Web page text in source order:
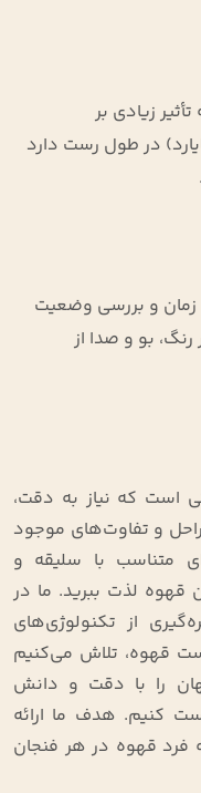
زیادی بر
در طول رست دارد
زمان و بررسی وضعیت
بو و صدا از
است که نیاز به دقت،
و تفاوت‌های موجود
متناسب با سلیقه و
قهوه لذت ببرید. ما در
از تکنولوژی‌های
قهوه، تلاش می‌کنیم
را با دقت و دانش
کنیم. هدف ما ارائه
فرد قهوه در هر فنجان